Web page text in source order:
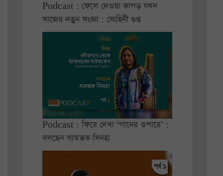
Podcast : ফেলে দেওয়া কাপড় যখন
সাজের নতুন সংজ্ঞা : সোহিনী গুপ্ত
Podcast : ফিরে দেখা ‘গানের ওপারে’ :
বলছেন স্যমন্তক সিনহা